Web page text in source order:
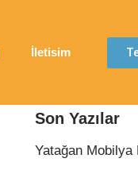
İletisim
Son Yazılar
Yatağan Mobilya